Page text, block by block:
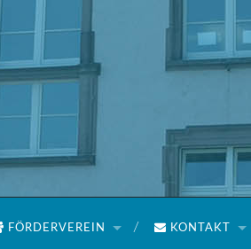
FÖRDERVEREIN KONTAKT